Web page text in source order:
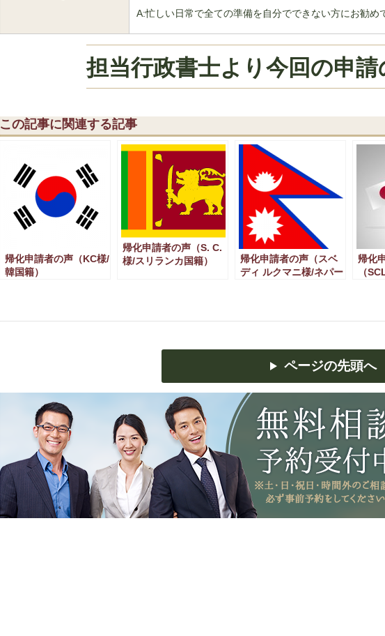
A:忙しい日常で全ての準備を自分でできない方にお勧め
担当行政書士より今回の申
この記事に関連する記事
帰化申請者の声（KC様/
韓国籍）
帰化申請者の声（S. C.
様/スリランカ国籍）
帰化申請者の声（スベ
ディ ルクマニ様/ネパー
帰化
（
ページの先頭へ